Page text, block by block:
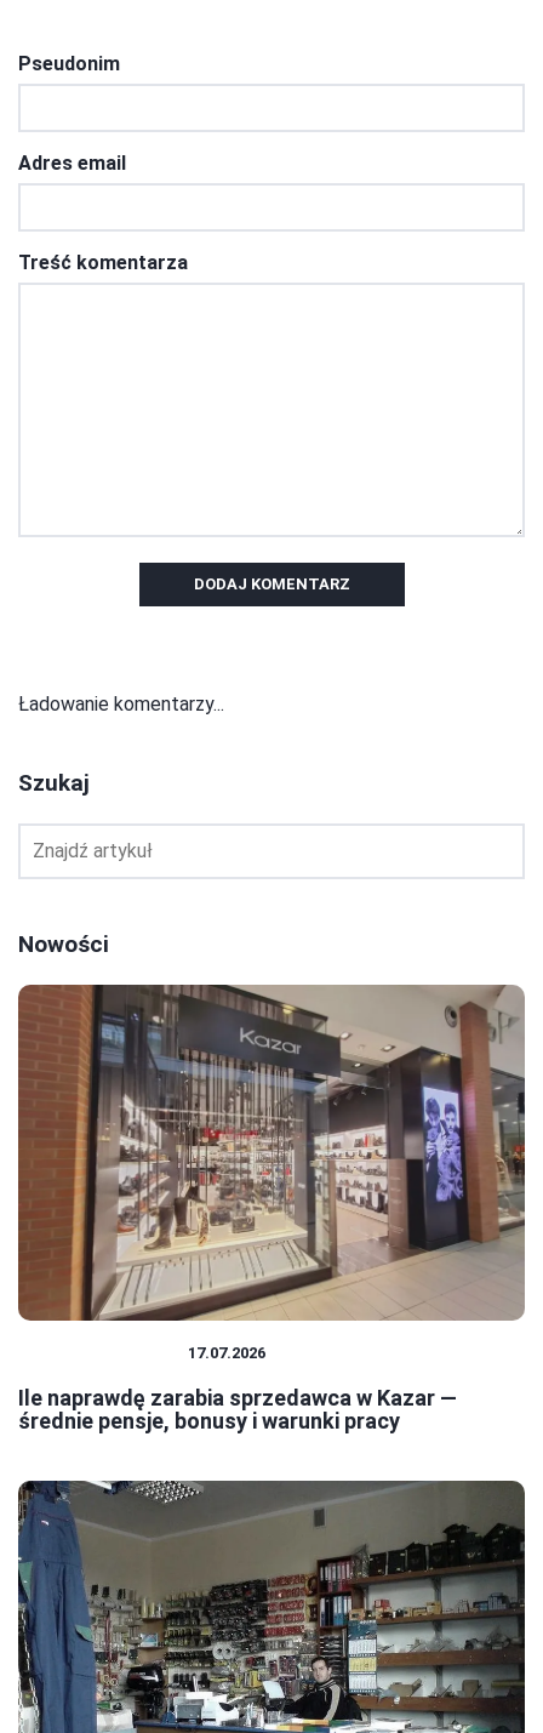
Pseudonim
Adres email
Treść komentarza
DODAJ KOMENTARZ
Ładowanie komentarzy...
Szukaj
Nowości
17.07.2026
Ile naprawdę zarabia sprzedawca w Kazar —
średnie pensje, bonusy i warunki pracy